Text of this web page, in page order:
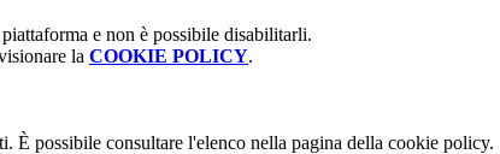
e non è possibile disabilitarli.
la COOKIE POLICY.
È possibile consultare l'elenco nella pagina della cookie policy.